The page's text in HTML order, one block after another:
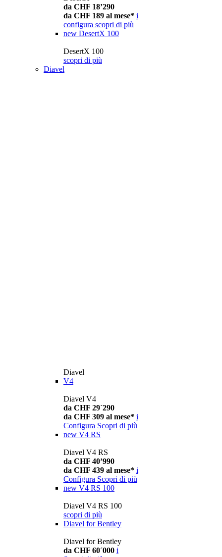
da CHF 18’290
da CHF 189 al mese* i
configura scopri di più
new DesertX 100
DesertX 100
scopri di più
Diavel
Diavel
V4
Diavel V4
da CHF 29´290
da CHF 309 al mese* i
Configura Scopri di più
new V4 RS
Diavel V4 RS
da CHF 40’990
da CHF 439 al mese* i
Configura Scopri di più
new V4 RS 100
Diavel V4 RS 100
scopri di più
Diavel for Bentley
Diavel for Bentley
da CHF 60´000 i